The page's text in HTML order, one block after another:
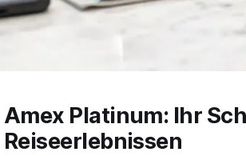
Amex Platinum: Ihr
Reiseerlebnissen